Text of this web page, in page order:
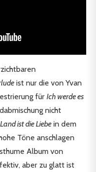
ist nur die von Yvan
für Ich werde es
nicht
ist die Liebe in dem
Töne anschlagen
Album von
aber zu glatt ist